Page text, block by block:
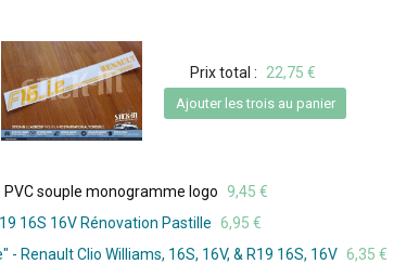
Prix total : 22,75 €
Ajouter les trois au panier
PVC souple monogramme logo
9,45 €
16S 16V Rénovation Pastille 6,95 €
Clio Williams, 16S, 16V, & R19 16S, 16V 6,35 €